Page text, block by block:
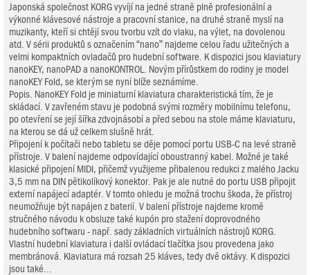
Japonská společnost KORG vyvíjí na jedné straně plně profesionální a
výkonné klávesové nástroje a pracovní stanice, na druhé straně myslí na
muzikanty, kteří si chtějí svou tvorbu vzít do vlaku, na výlet, na dovolenou
atd. V sérii produktů s označením “nano” najdeme celou řadu užitečných a
velmi kompaktních ovladačů pro hudební software. K dispozici jsou klaviatury
nanoKEY, nanoPAD a nanoKONTROL. Novým přírůstkem do rodiny je model
nanoKEY Fold, se kterým se nyní blíže seznámíme.
Popis. NanoKEY Fold je miniaturní klaviatura charakteristická tím, že je
skládací. V zavřeném stavu je podobná svými rozměry mobilnímu telefonu,
po otevření se její šířka zdvojnásobí a před sebou na stole máme klaviaturu,
na kterou se dá už celkem slušně hrát.
Připojení k počítači nebo tabletu se děje pomocí portu USB-C na levé straně
přístroje. V balení najdeme odpovídající oboustranný kabel. Možné je také
klasické připojení MIDI, přičemž využijeme přibalenou redukci z malého Jacku
3,5 mm na DIN pětikolíkový konektor. Pak je ale nutné do portu USB připojit
externí napájecí adaptér. V tomto ohledu je možná trochu škoda, že přístroj
neumožňuje být napájen z baterií. V balení přístroje najdeme kromě
stručného návodu k obsluze také kupón pro stažení doprovodného
hudebního softwaru - např. sady základních virtuálních nástrojů KORG.
Vlastní hudební klaviatura i další ovládací tlačítka jsou provedena jako
membránová. Klaviatura má rozsah 25 kláves, tedy dvě oktávy. K dispozici
jsou také...